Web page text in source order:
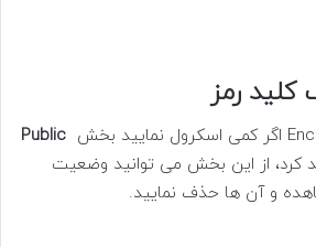
رمز
Public
کرد، از این بخش می توانید وضعیت
و آن ها حذف نمایید.